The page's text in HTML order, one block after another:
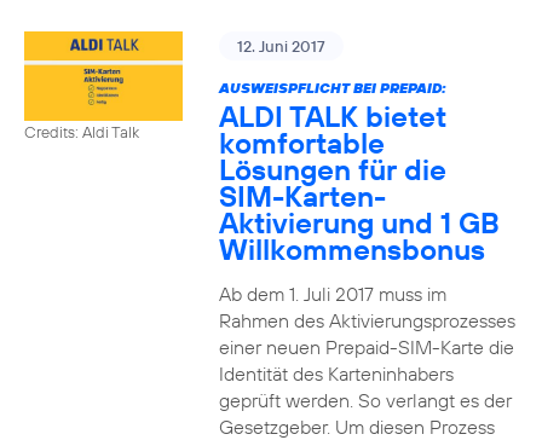
Credits: Aldi Talk
12. Juni 2017
AUSWEISPFLICHT BEI PREPAID:
ALDI TALK bietet
komfortable
Lösungen für die
SIM-Karten-
Aktivierung und 1 GB
Willkommensbonus
Ab dem 1. Juli 2017 muss im
Rahmen des Aktivierungsprozesses
einer neuen Prepaid-SIM-Karte die
Identität des Karteninhabers
geprüft werden. So verlangt es der
Gesetzgeber. Um diesen Prozess